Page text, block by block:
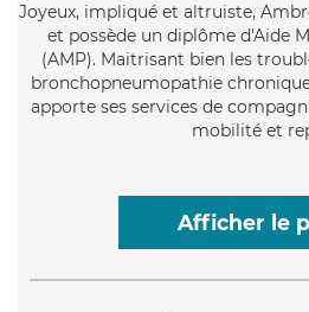
Joyeux, impliqué et altruiste,
et possède un diplôme d'Aide
(AMP). Maitrisant bien les
bronchopneumopathie
apporte ses services de
mobilité et
Afficher le